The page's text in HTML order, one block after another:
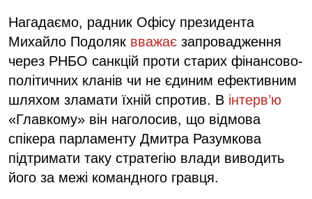
Нагадаємо, радник Офісу президента
Михайло Подоляк вважає запровадження
через РНБО санкцій проти старих фінансово-
політичних кланів чи не єдиним ефективним
шляхом зламати їхній спротив. В інтерв’ю
«Главкому» він наголосив, що відмова
спікера парламенту Дмитра Разумкова
підтримати таку стратегію влади виводить
його за межі командного гравця.